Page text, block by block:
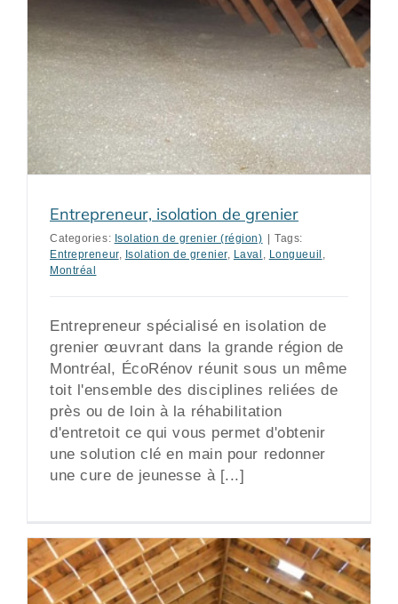
Entrepreneur, isolation de grenier
Categories: Isolation de grenier (région)
Tags:
Entrepreneur, Isolation de grenier, Laval , Longueuil ,
Montréal
Entrepreneur spécialisé en isolation de
grenier œuvrant dans la grande région de
Montréal, ÉcoRénov réunit sous un même
toit l'ensemble des disciplines reliées de
près ou de loin à la réhabilitation
d'entretoit ce qui vous permet d'obtenir
une solution clé en main pour redonner
une cure de jeunesse à [...]